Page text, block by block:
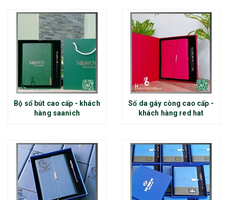
Bộ sổ bút cao cấp - khách
hàng saanich
Sổ da gáy còng cao cấp -
khách hàng red hat